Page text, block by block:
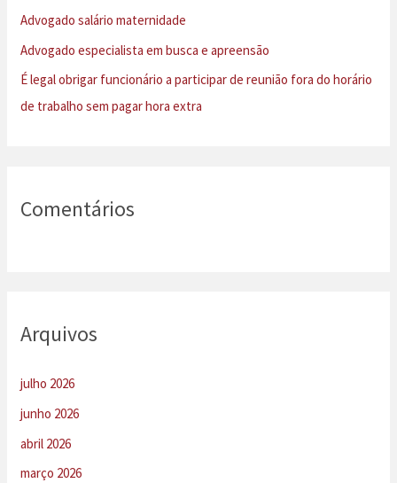
p
o
r
:
Advogado salário maternidade
Advogado especialista em busca e apreensão
É legal obrigar funcionário a participar de reunião fora do horário
de trabalho sem pagar hora extra
Comentários
Arquivos
julho 2026
junho 2026
abril 2026
março 2026